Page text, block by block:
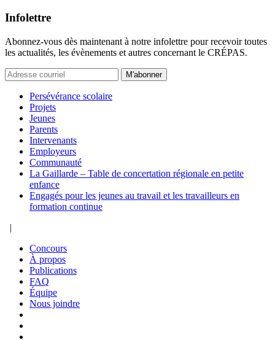
Infolettre
Abonnez-vous dès maintenant à notre infolettre pour recevoir toutes
les actualités, les évènements et autres concernant le CRÉPAS.
M'abonner
Persévérance scolaire
Projets
Jeunes
Parents
Intervenants
Employeurs
Communauté
La Gaillarde – Table de concertation régionale en petite
enfance
Engagés pour les jeunes au travail et les travailleurs en
formation continue
|
Concours
À propos
Publications
FAQ
Équipe
Nous joindre